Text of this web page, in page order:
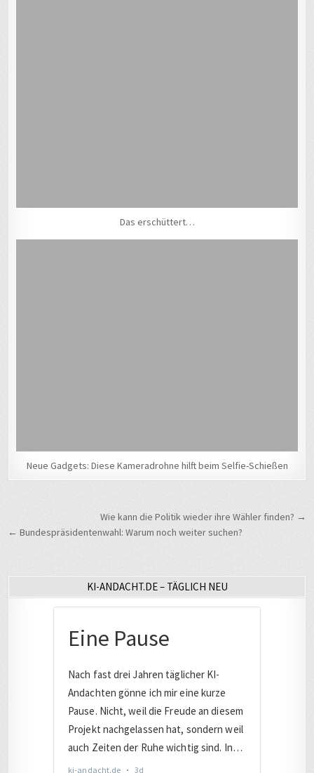
Das erschüttert…
Neue Gadgets: Diese Kameradrohne hilft beim Selfie-Schießen
BeitragsnavigationWie kann die Politik wieder ihre Wähler finden? →
← Bundespräsidentenwahl: Warum noch weiter suchen?
KI-ANDACHT.DE – TÄGLICH NEU